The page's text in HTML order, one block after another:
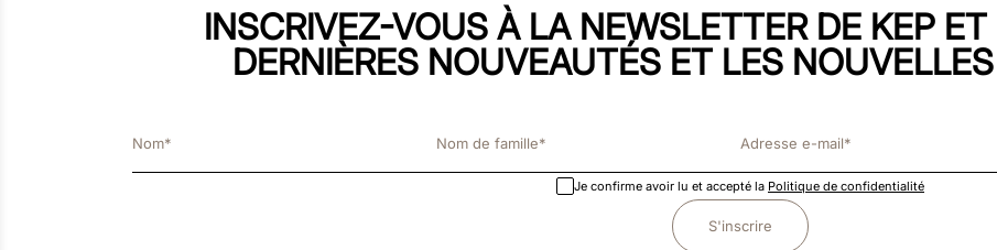
INSCRIVEZ-VOUS À LA NEWSLETTER DE KEP
DERNIÈRES NOUVEAUTÉS ET LES
Je confirme avoir lu et accepté la Politique de confidentialité
S'inscrire